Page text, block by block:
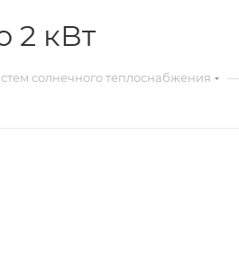
2 кВт
солнечного теплоснабжения